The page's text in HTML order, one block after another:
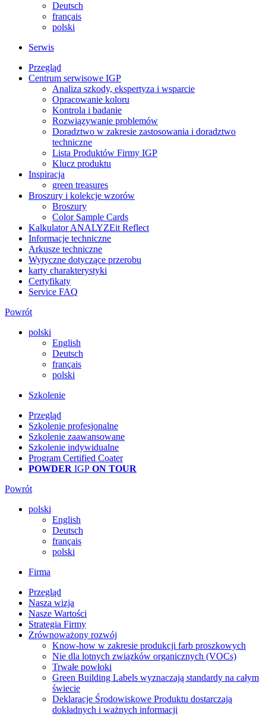
Deutsch
français
polski
Serwis
Przegląd
Centrum serwisowe IGP
Analiza szkody, ekspertyza i wsparcie
Opracowanie koloru
Kontrola i badanie
Rozwiązywanie problemów
Doradztwo w zakresie zastosowania i doradztwo
techniczne
Lista Produktów Firmy IGP
Klucz produktu
Inspiracja
green treasures
Broszury i kolekcje wzorów
Broszury
Color Sample Cards
Kalkulator ANALYZEit Reflect
Informacje techniczne
Arkusze techniczne
Wytyczne dotyczące przerobu
karty charakterystyki
Certyfikaty
Service FAQ
Powrót
polski
English
Deutsch
français
polski
Szkolenie
Przegląd
Szkolenie profesjonalne
Szkolenie zaawansowane
Szkolenie indywidualne
Program Certified Coater
POWDER IGP ON TOUR
Powrót
polski
English
Deutsch
français
polski
Firma
Przegląd
Nasza wizja
Nasze Wartości
Strategia Firmy
Zrównoważony rozwój
Know-how w zakresie produkcji farb proszkowych
Nie dla lotnych związków organicznych (VOCs)
Trwałe powłoki
Green Building Labels wyznaczają standardy na całym
świecie
Deklaracje Środowiskowe Produktu dostarczają
dokładnych i ważnych informacji